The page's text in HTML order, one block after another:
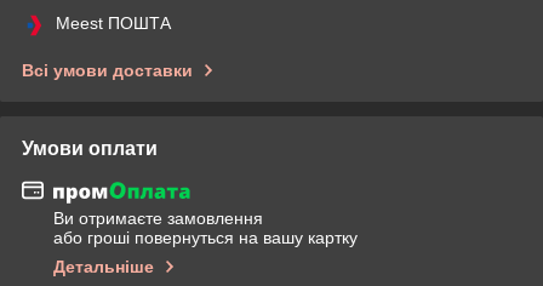
Meest ПОШТА
Всі умови доставки
Умови оплати
Ви отримаєте замовлення
або гроші повернуться на вашу картку
Детальніше